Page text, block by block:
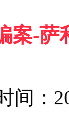
案-萨
间：